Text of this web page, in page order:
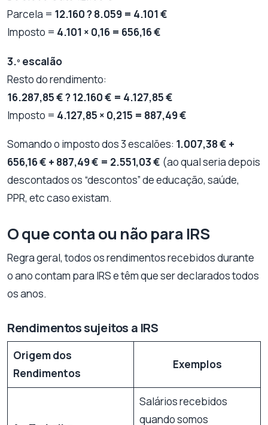
Parcela = 12.160 ? 8.059 = 4.101 €
Imposto = 4.101 × 0,16 = 656,16 €
3.º escalão
Resto do rendimento:
16.287,85 € ? 12.160 € = 4.127,85 €
Imposto = 4.127,85 × 0,215 = 887,49 €
Somando o imposto dos 3 escalões: 1.007,38 € +
656,16 € + 887,49 € = 2.551,03 € (ao qual seria depois
descontados os “descontos” de educação, saúde,
PPR, etc caso existam.
O que conta ou não para IRS
Regra geral, todos os rendimentos recebidos durante
o ano contam para IRS e têm que ser declarados todos
os anos.
Rendimentos sujeitos a IRS
Origem dos
Rendimentos
Exemplos
Salários recebidos
quando somos